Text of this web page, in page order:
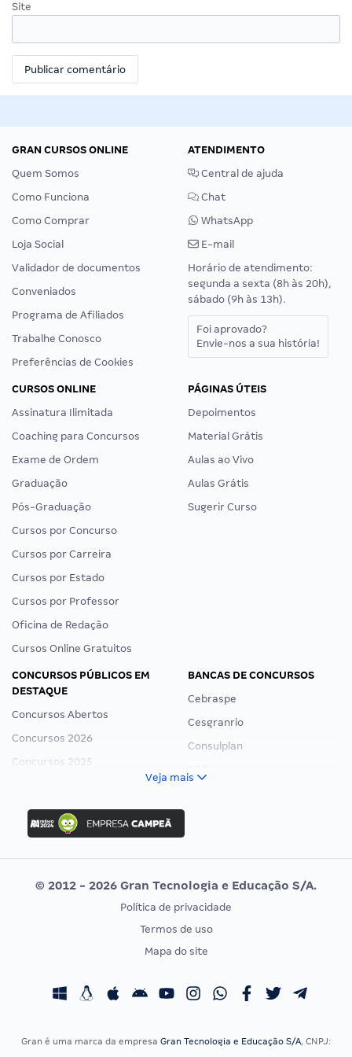
Site
GRAN CURSOS ONLINE
Quem Somos
Como Funciona
Como Comprar
Loja Social
Validador de documentos
Conveniados
Programa de Afiliados
Trabalhe Conosco
Preferências de Cookies
ATENDIMENTO
Central de ajuda
Chat
WhatsApp
E-mail
Horário de atendimento:
segunda a sexta (8h às 20h),
sábado (9h às 13h).
Foi aprovado?
Envie-nos a sua história!
CURSOS ONLINE
Assinatura Ilimitada
Coaching para Concursos
Exame de Ordem
Graduação
Pós-Graduação
Cursos por Concurso
Cursos por Carreira
Cursos por Estado
Cursos por Professor
Oficina de Redação
Cursos Online Gratuitos
PÁGINAS ÚTEIS
Depoimentos
Material Grátis
Aulas ao Vivo
Aulas Grátis
Sugerir Curso
CONCURSOS PÚBLICOS EM
DESTAQUE
Concursos Abertos
Concursos 2026
Concursos 2025
Concurso Ibama
Concurso MPU
Editais publicados
BANCAS DE CONCURSOS
Cebraspe
Cesgranrio
Consulplan
Vunesp
CONCURSOS POR PROFISSÃO
Concursos Fiscais
EXAME DE ORDEM
Calendário OAB
Veja mais
© 2012 - 2026 Gran Tecnologia e Educação S/A.
Política de privacidade
Termos de uso
Mapa do site
Gran é uma marca da empresa Gran Tecnologia e Educação S/A, CNPJ: